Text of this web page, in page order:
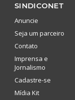
SINDICONET
Anuncie
Seja um parceiro
Contato
Imprensa e
Jornalismo
Cadastre-se
Mídia Kit